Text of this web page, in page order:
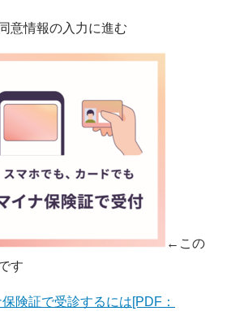
報の入力に進む
←この
す
険証で受診するには[PDF：